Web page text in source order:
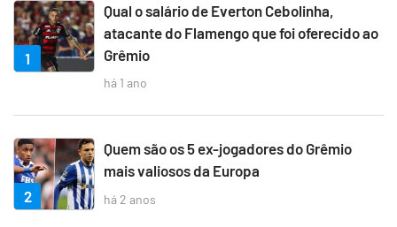
1
Qual o salário de Everton Cebolinha,
atacante do Flamengo que foi oferecido ao
Grêmio
há 1 ano
2
Quem são os 5 ex-jogadores do Grêmio
mais valiosos da Europa
há 2 anos